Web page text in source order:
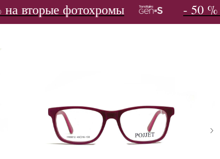
вторые фотохромы - 50